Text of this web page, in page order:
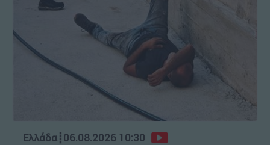
Ελλάδα┋06.08.2026 10:30